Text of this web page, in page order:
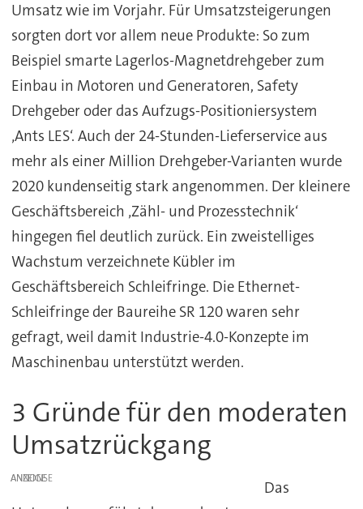
Umsatz wie im Vorjahr. Für Umsatzsteigerungen
sorgten dort vor allem neue Produkte: So zum
Beispiel smarte Lagerlos-Magnetdrehgeber zum
Einbau in Motoren und Generatoren, Safety
Drehgeber oder das Aufzugs-Positioniersystem
‚Ants LES‘. Auch der 24-Stunden-Lieferservice aus
mehr als einer Million Drehgeber-Varianten wurde
2020 kundenseitig stark angenommen. Der kleinere
Geschäftsbereich ‚Zähl- und Prozesstechnik‘
hingegen fiel deutlich zurück. Ein zweistelliges
Wachstum verzeichnete Kübler im
Geschäftsbereich Schleifringe. Die Ethernet-
Schleifringe der Baureihe SR 120 waren sehr
gefragt, weil damit Industrie-4.0-Konzepte im
Maschinenbau unterstützt werden.
3 Gründe für den moderaten
Umsatzrückgang
ANZEIGE
Das